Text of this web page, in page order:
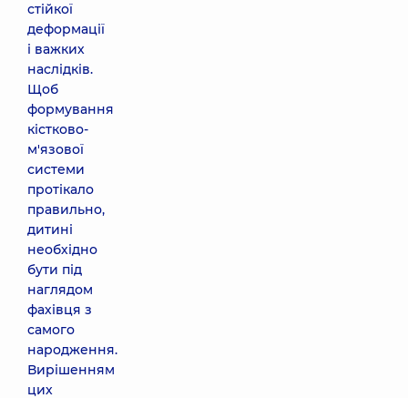
стійкої
деформації
і важких
наслідків.
Щоб
формування
кістково-
м'язової
системи
протікало
правильно,
дитині
необхідно
бути під
наглядом
фахівця з
самого
народження.
Вирішенням
цих